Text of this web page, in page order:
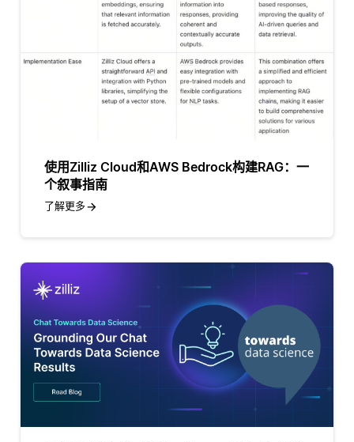
使用Zilliz Cloud和AWS Bedrock构建RAG：一
个叙事指南
了解更多